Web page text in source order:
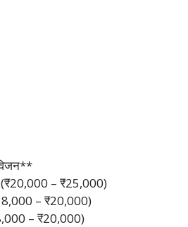
– ₹25,000)
– ₹20,000)
– ₹20,000)